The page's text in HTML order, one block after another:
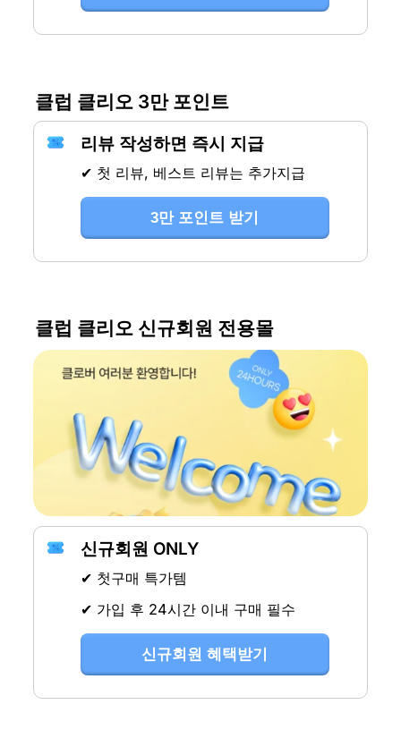
클럽 클리오 3만 포인트
리뷰 작성하면 즉시 지급
✔ 첫 리뷰, 베스트 리뷰는 추가지급
3만 포인트 받기
클럽 클리오 신규회원 전용몰
신규회원 ONLY
✔ 첫구매 특가템
✔ 가입 후 24시간 이내 구매 필수
신규회원 혜택받기